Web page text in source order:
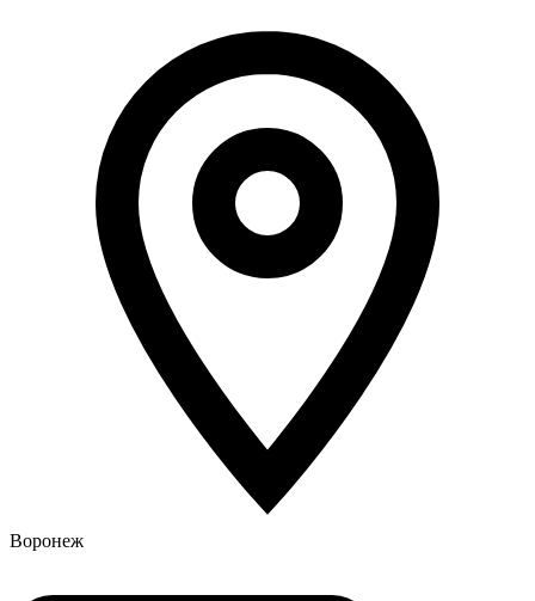
Воронеж